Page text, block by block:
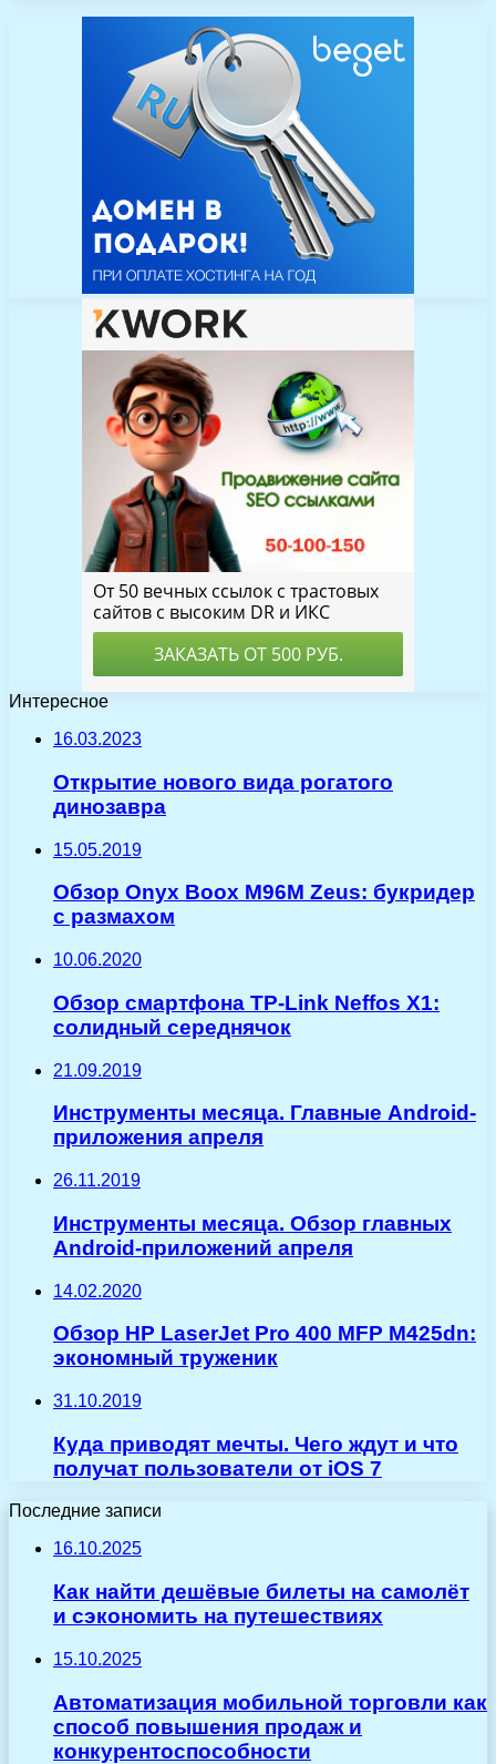
Интересное
16.03.2023
Открытие нового вида рогатого
динозавра
15.05.2019
Обзор Onyx Boox M96M Zeus: букридер
с размахом
10.06.2020
Обзор смартфона TP-Link Neffos X1:
солидный середнячок
21.09.2019
Инструменты месяца. Главные Android-
приложения апреля
26.11.2019
Инструменты месяца. Обзор главных
Android-приложений апреля
14.02.2020
Обзор HP LaserJet Pro 400 MFP M425dn:
экономный труженик
31.10.2019
Куда приводят мечты. Чего ждут и что
получат пользователи от iOS 7
Последние записи
16.10.2025
Как найти дешёвые билеты на самолёт
и сэкономить на путешествиях
15.10.2025
Автоматизация мобильной торговли как
способ повышения продаж и
конкурентоспособности